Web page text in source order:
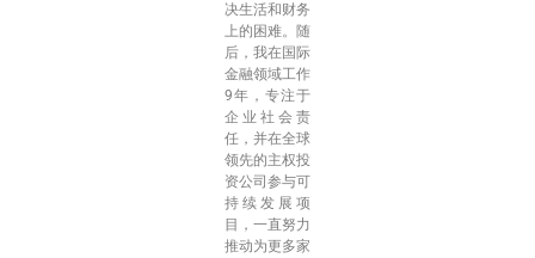
决生活和财务
上的困难。随
后，我在国际
金融领域工作
9年，专注于
企业社会责
任，并在全球
领先的主权投
资公司参与可
持续发展项
目，一直努力
推动为更多家